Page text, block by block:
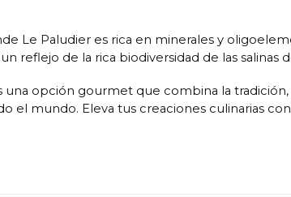
Le Paludier es rica en minerales y
reflejo de la rica biodiversidad de las salinas
opción gourmet que combina la
el mundo. Eleva tus creaciones culinarias